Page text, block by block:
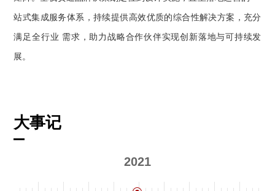
站式集成服务体系，持续提供⾼效优质的综合性解决⽅案，充分
满⾜全⾏业 需求，助⼒战略合作伙伴实现创新落地与可持续发
展。
大事记
2021